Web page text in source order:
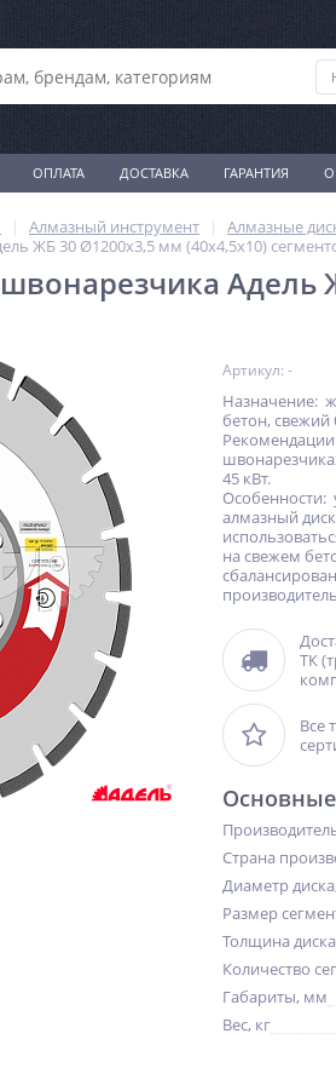
ОПЛАТА ДОСТАВКА ГАРАНТИЯ
Алмазный инструмент
Алмазные
ЖБ 30 Ø1200x3,5 мм (40x4,5x10)
Адель
Артикул: -
Назначение:
бетон,
45 кВт.
Особенности:
алмазный
на свежем
ТК
Все
Основные
Страна
Диаметр
Размер
Толщина диска
Количество
Габариты, мм
Вес, кг